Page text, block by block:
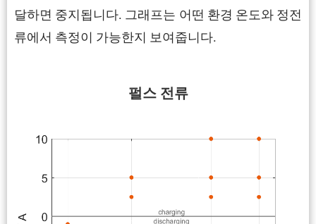
달하면 중지됩니다. 그래프는 어떤 환경 온도와 정전
류에서 측정이 가능한지 보여줍니다.
펄스 전류